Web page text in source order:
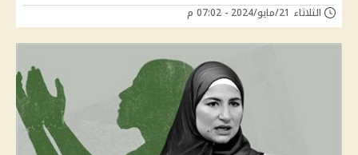
الثلاثاء 21/مايو/2024 - 07:02 م